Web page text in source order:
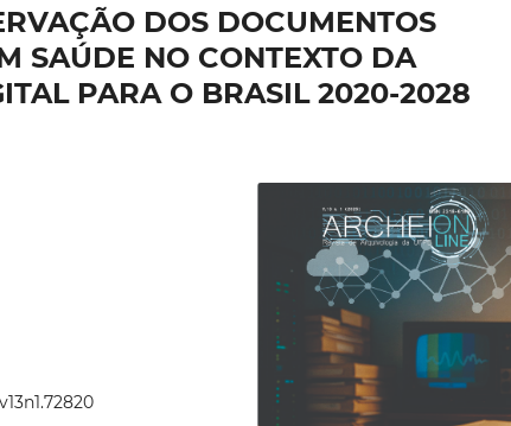
DOS DOCUMENTOS
SAÚDE NO CONTEXTO DA
PARA O BRASIL 2020-2028